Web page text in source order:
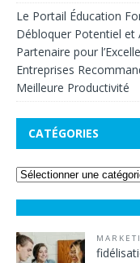
Le Portail Éducation
Débloquer Potentiel et
Partenaire pour
Entreprises
Meilleure Productivité
CATÉGORIES